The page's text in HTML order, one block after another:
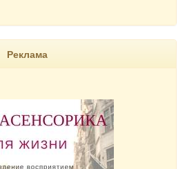
Реклама